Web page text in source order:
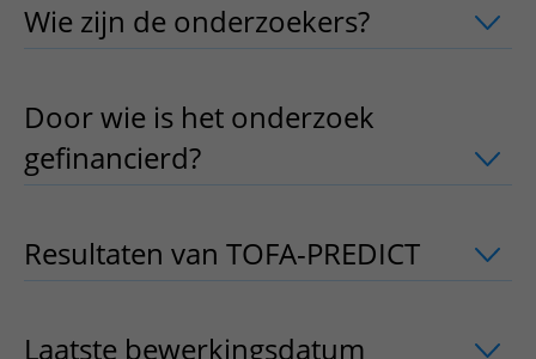
Wie zijn de onderzoekers? uitklapper,
Door wie is het onderzoek
gefinancierd? uitklapper, klik om te
Resultaten van TOFA-PREDICT
Laatste bewerkingsdatum uitklapper,